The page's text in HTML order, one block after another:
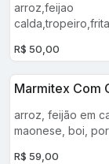
arroz,feijao
R$ 50,00
Marmitex Com
arroz, feijão em
maonese, boi,
R$ 59,00